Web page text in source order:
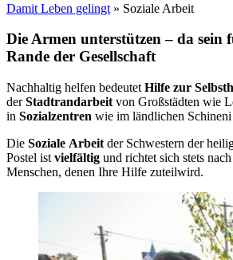
Damit Leben gelingt » Soziale Arbeit
Die Armen unterstützen – da sein
Rande der Gesellschaft
Nachhaltig helfen bedeutet Hilfe zur
derStadtrandarbeit von Großstädten wie
in Sozialzentren wie im ländlichen
Die Soziale Arbeit der Schwestern der
Postel ist vielfältig und richtet sich stets
Menschen, denen Ihre Hilfe zuteilwird.